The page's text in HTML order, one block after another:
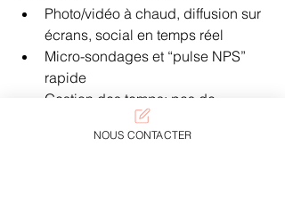
Photo/vidéo à chaud, diffusion sur
écrans, social en temps réel
Micro-sondages et “pulse NPS”
rapide
Gestion des temps: pas de
surlongueur, clôture énergique
Si vous souhaitez confier tout ou partie
NOUS CONTACTER